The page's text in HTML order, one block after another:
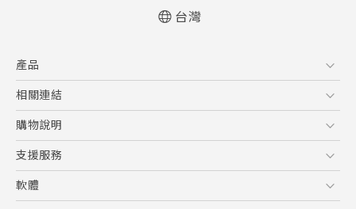
台灣
產品
5G
配件
相關連結
HTC Research
購物說明
購物須知
付款方式
支援服務
到府收送維修服務
軟體